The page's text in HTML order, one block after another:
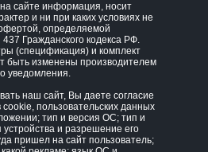
сайте информация, носит
и ни при каких условиях не
определяемой
Гражданского кодекса РФ.
(спецификация) и комплект
быть изменены производителем
уведомления.
наш сайт, Вы даете согласие
пользовательских данных
тип и версия ОС; тип и
и разрешение его
пришел на сайт пользователь;